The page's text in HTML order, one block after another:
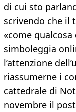
di cui sto
scrivendo che il
«come
simboleggia
l’attenzione
riassumerne i
cattedrale di
novembre il